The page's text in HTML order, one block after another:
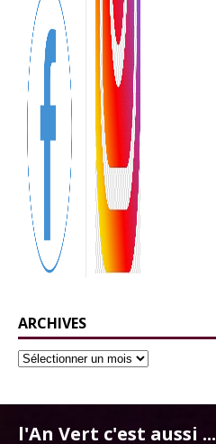
ARCHIVES
l'An Vert c'est aussi ...